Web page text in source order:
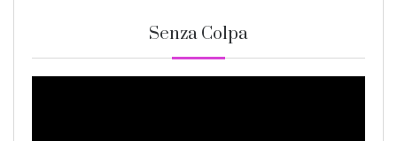
Senza Colpa